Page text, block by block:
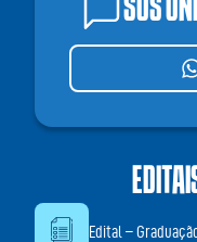
SOS
Edital –